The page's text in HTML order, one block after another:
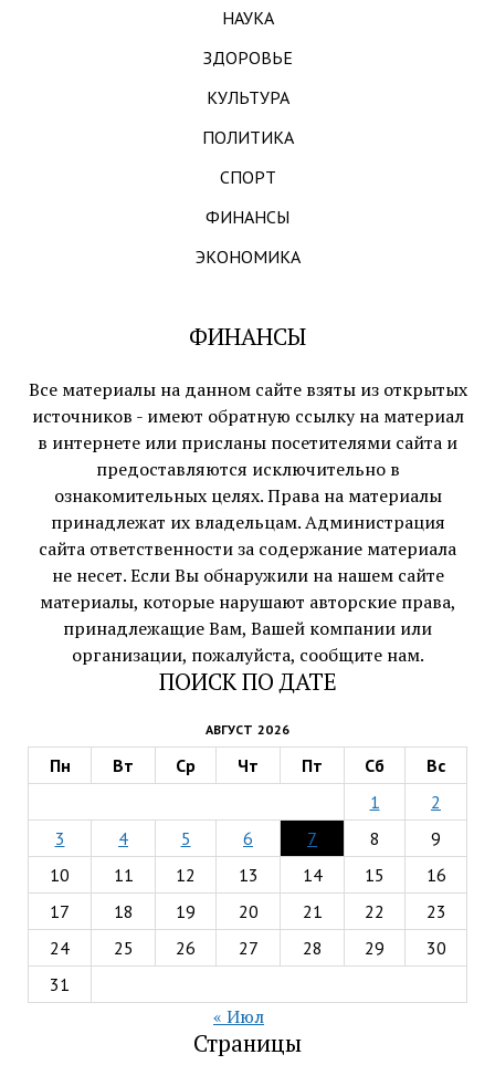
НАУКА
ЗДОРОВЬЕ
КУЛЬТУРА
ПОЛИТИКА
СПОРТ
ФИНАНСЫ
ЭКОНОМИКА
ФИНАНСЫ
Все материалы на данном сайте взяты из открытых
источников - имеют обратную ссылку на материал
в интернете или присланы посетителями сайта и
предоставляются исключительно в
ознакомительных целях. Права на материалы
принадлежат их владельцам. Администрация
сайта ответственности за содержание материала
не несет. Если Вы обнаружили на нашем сайте
материалы, которые нарушают авторские права,
принадлежащие Вам, Вашей компании или
организации, пожалуйста, сообщите нам.
ПОИСК ПО ДАТЕ
АВГУСТ 2026
Пн Вт Ср Чт Пт Сб
Вс
1
2
3
4 5 6 7 8
9
10
11 12 13 14 15
16
17
18 19 20 21 22
23
24
25 26 27 28 29
30
31
« Июл
Страницы